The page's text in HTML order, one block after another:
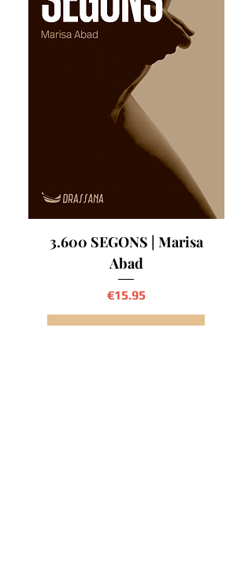
3.600 SEGONS | Marisa
Abad
Precio
€15.95
Agregar al carrito